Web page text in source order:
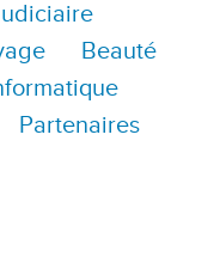
Beauté
Partenaires